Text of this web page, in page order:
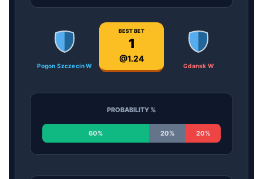
Pogon Szczecin W
BEST BET
1
@1.24
Gdansk W
PROBABILITY %
60% 20% 20%